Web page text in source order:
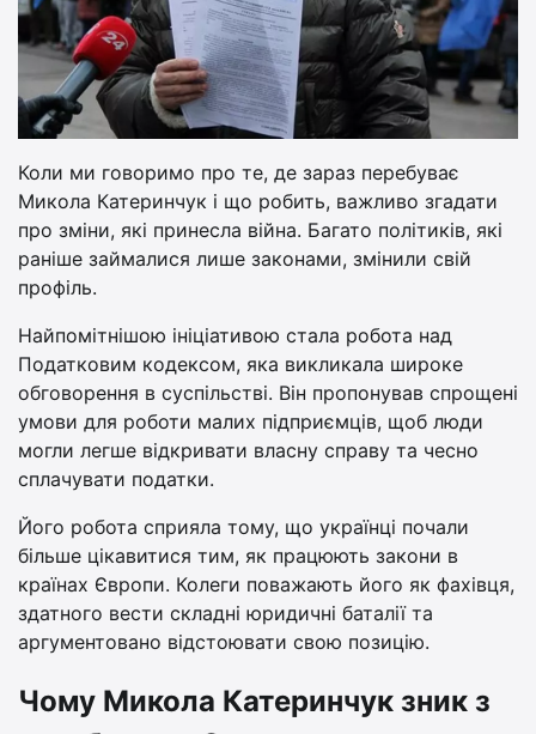
Коли ми говоримо про те, де зараз перебуває
Микола Катеринчук і що робить, важливо згадати
про зміни, які принесла війна. Багато політиків, які
раніше займалися лише законами, змінили свій
профіль.
Найпомітнішою ініціативою стала робота над
Податковим кодексом, яка викликала широке
обговорення в суспільстві. Він пропонував спрощені
умови для роботи малих підприємців, щоб люди
могли легше відкривати власну справу та чесно
сплачувати податки.
Його робота сприяла тому, що українці почали
більше цікавитися тим, як працюють закони в
країнах Європи. Колеги поважають його як фахівця,
здатного вести складні юридичні баталії та
аргументовано відстоювати свою позицію.
Чому Микола Катеринчук зник з